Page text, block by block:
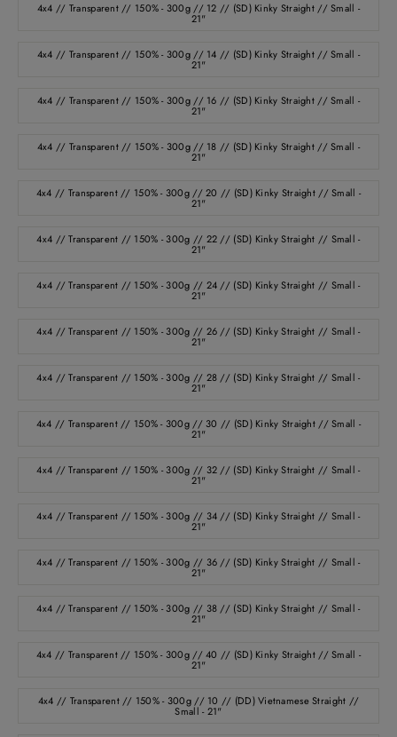
4x4 // Transparent // 150% - 300g // 12 // (SD) Kinky Straight // Small -
21"
4x4 // Transparent // 150% - 300g // 14 // (SD) Kinky Straight // Small -
21"
4x4 // Transparent // 150% - 300g // 16 // (SD) Kinky Straight // Small -
21"
4x4 // Transparent // 150% - 300g // 18 // (SD) Kinky Straight // Small -
21"
4x4 // Transparent // 150% - 300g // 20 // (SD) Kinky Straight // Small -
21"
4x4 // Transparent // 150% - 300g // 22 // (SD) Kinky Straight // Small -
21"
4x4 // Transparent // 150% - 300g // 24 // (SD) Kinky Straight // Small -
21"
4x4 // Transparent // 150% - 300g // 26 // (SD) Kinky Straight // Small -
21"
4x4 // Transparent // 150% - 300g // 28 // (SD) Kinky Straight // Small -
21"
4x4 // Transparent // 150% - 300g // 30 // (SD) Kinky Straight // Small -
21"
4x4 // Transparent // 150% - 300g // 32 // (SD) Kinky Straight // Small -
21"
4x4 // Transparent // 150% - 300g // 34 // (SD) Kinky Straight // Small -
21"
4x4 // Transparent // 150% - 300g // 36 // (SD) Kinky Straight // Small -
21"
4x4 // Transparent // 150% - 300g // 38 // (SD) Kinky Straight // Small -
21"
4x4 // Transparent // 150% - 300g // 40 // (SD) Kinky Straight // Small -
21"
4x4 // Transparent // 150% - 300g // 10 // (DD) Vietnamese Straight //
Small - 21"